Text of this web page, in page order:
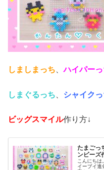
しましまっち 、ハイパーっ
しまぐるっち シャイク
ビッグスマイル作り方↓
たまごっ
ンビー
こんにち
イーブイ進